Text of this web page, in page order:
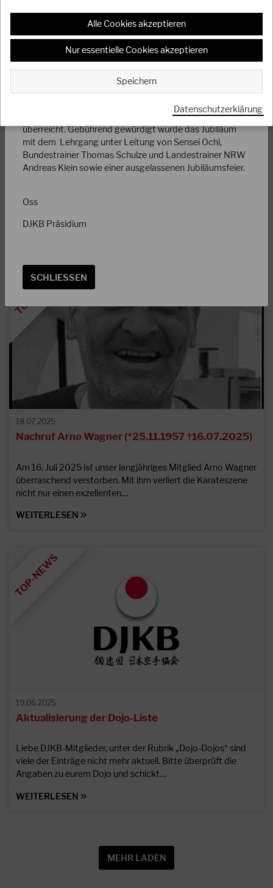
Alle Cookies akzeptieren
Nur essentielle Cookies akzeptieren
Speichern
Datenschutzerklärung
28.07.2025
Nachruf Dieter Burckhardt (*05.05.1949
†25.07.2025)
unseres langjährigen Mitgliedes Dieter Burckhardt vom 1.
18.07.2025
Nachruf Arno Wagner (*25.11.1957 †16.07.2025)
Am 16. Juli 2025 ist unser langjähriges Mitglied Arno Wagner
überraschend verstorben. Mit ihm verliert die Karateszene
nicht nur einen exzellenten…
WEITERLESEN
19.06.2025
Aktualisierung der Dojo-Liste
Liebe DJKB-Mitglieder, unter der Rubrik „Dojo-Dojos“ sind
viele der Einträge nicht mehr aktuell. Bitte überprüft die
Angaben zu eurem Dojo und schickt…
WEITERLESEN
MEHR LADEN
Der DJKB gratuliert dem Karate Dojo Shikoku
Niederkrüchten e.V. ganz herzlich zum 50-jährigen
Dojojubiläum. Das Dojo wurde 1971 von Willi Oligschläger
und Ralf Bernards gegründet, 1. Vorsitzende ist heute
Zur Würdigung wurde von Thomas Schulze dem
Cheftrainer Willi Oligschläger die Ehrenurkunde des DJKB
überreicht. Gebührend gewürdigt wurde das Jubiläum
mit dem Lehrgang unter Leitung von Sensei Ochi,
Bundestrainer Thomas Schulze und Landestrainer NRW
Andreas Klein sowie einer ausgelassenen Jubiläumsfeier.
Oss
DJKB Präsidium
SCHLIESSEN